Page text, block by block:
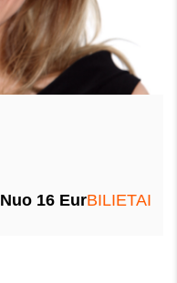
Nuo 16 EurBILIETAI